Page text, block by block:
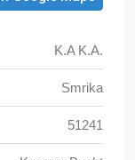
K.A K.A.
Smrika
51241